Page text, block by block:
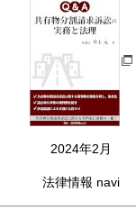
2024年2月
法律情報 navi